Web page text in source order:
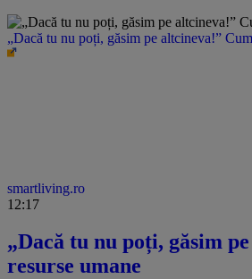
„Dacă tu nu poți, găsim pe altcineva!”
smartliving.ro
12:17
„Dacă tu nu poți, găsim
resurse umane